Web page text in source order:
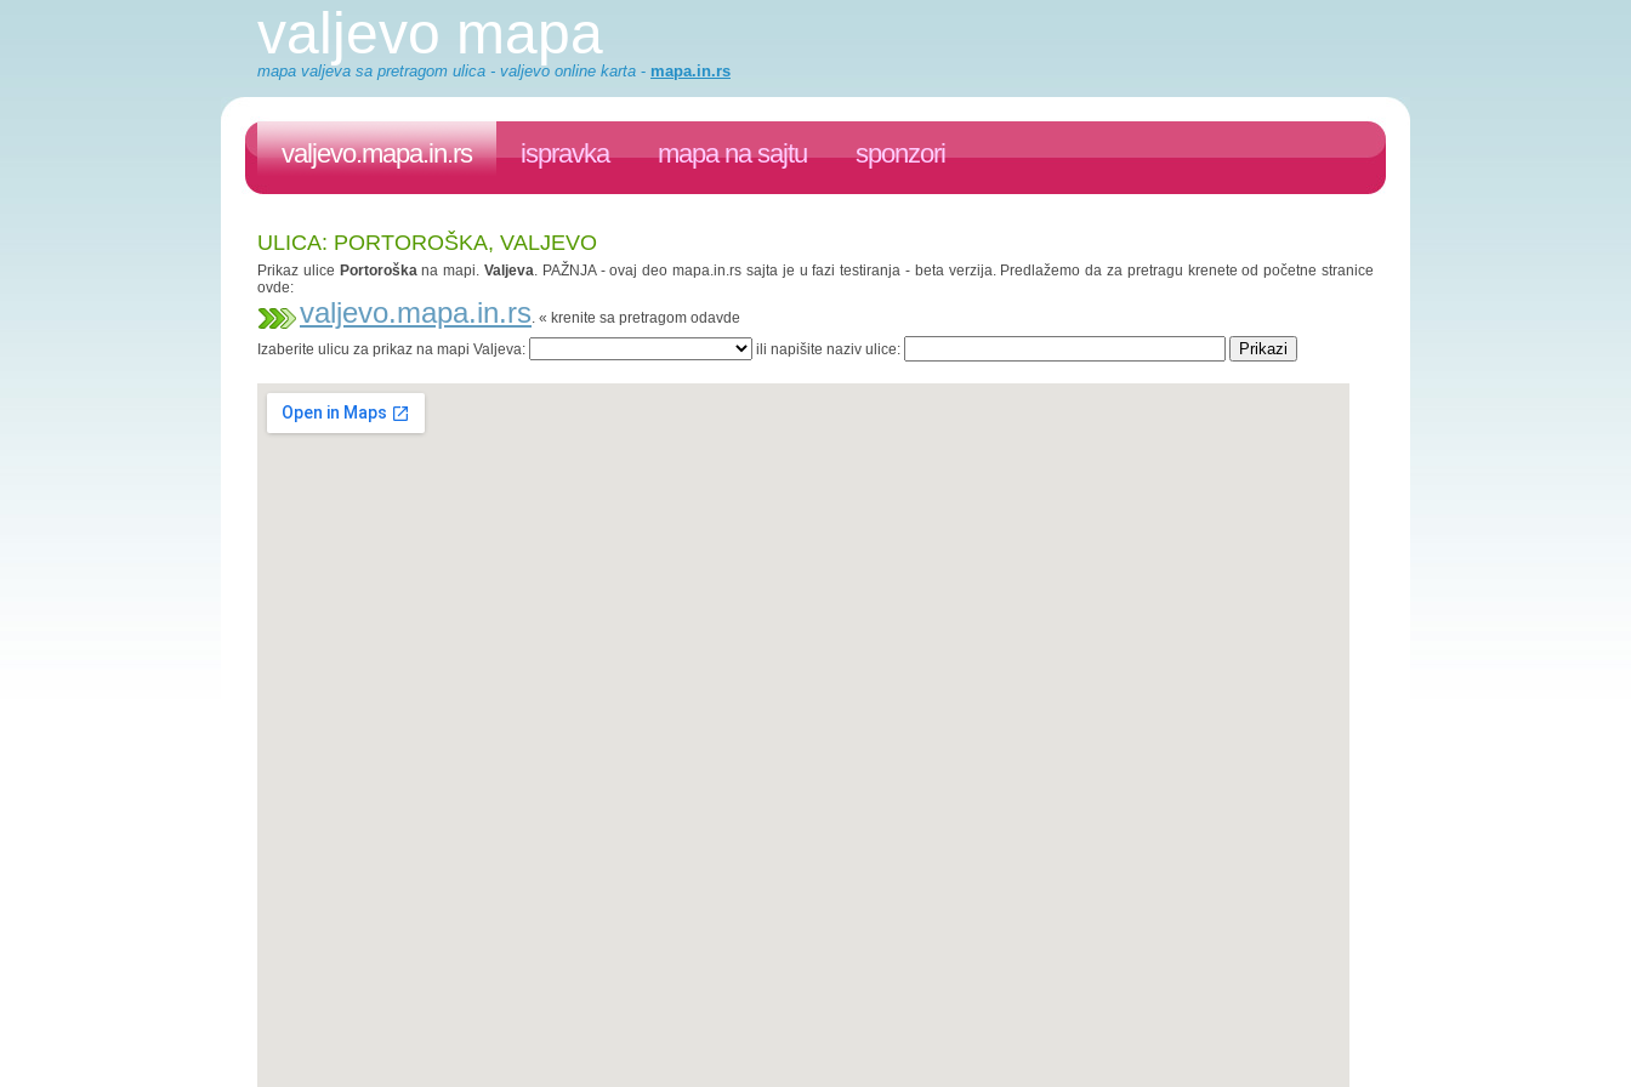
valjevo mapa
mapa valjeva sa pretragom ulica - valjevo online karta - mapa.in.rs
valjevo.mapa.in.rs ispravka mapa na sajtu sponzori
ULICA: PORTOROŠKA, VALJEVO
Prikaz ulice Portoroškana mapi.Valjeva. PAŽNJA - ovaj deo mapa.in.rs sajta je u fazi testiranja - beta verzija. Predlažemo da za pretragu krenete od početne stranice
ovde:
valjevo.mapa.in.rs. « krenite sa pretragom odavde
Izaberite ulicu za prikaz na mapi Valjeva:
ili napišite naziv ulice: